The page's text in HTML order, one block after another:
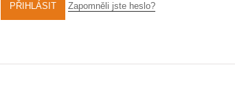
PŘIHLÁSIT Zapomněli jste heslo?